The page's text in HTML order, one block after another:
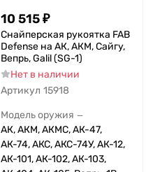
10 515₽
Снайперская рукоятка FAB
Defense на АК, АКМ, Сайгу,
Вепрь, Galil (SG-1)
Нет в наличии
Артикул 15918
Модель оружия —
АК, АКМ, АКМС, АК-47,
АК-74, АКС, АКС-74У, АК-12,
АК-101, АК-102, АК-103,